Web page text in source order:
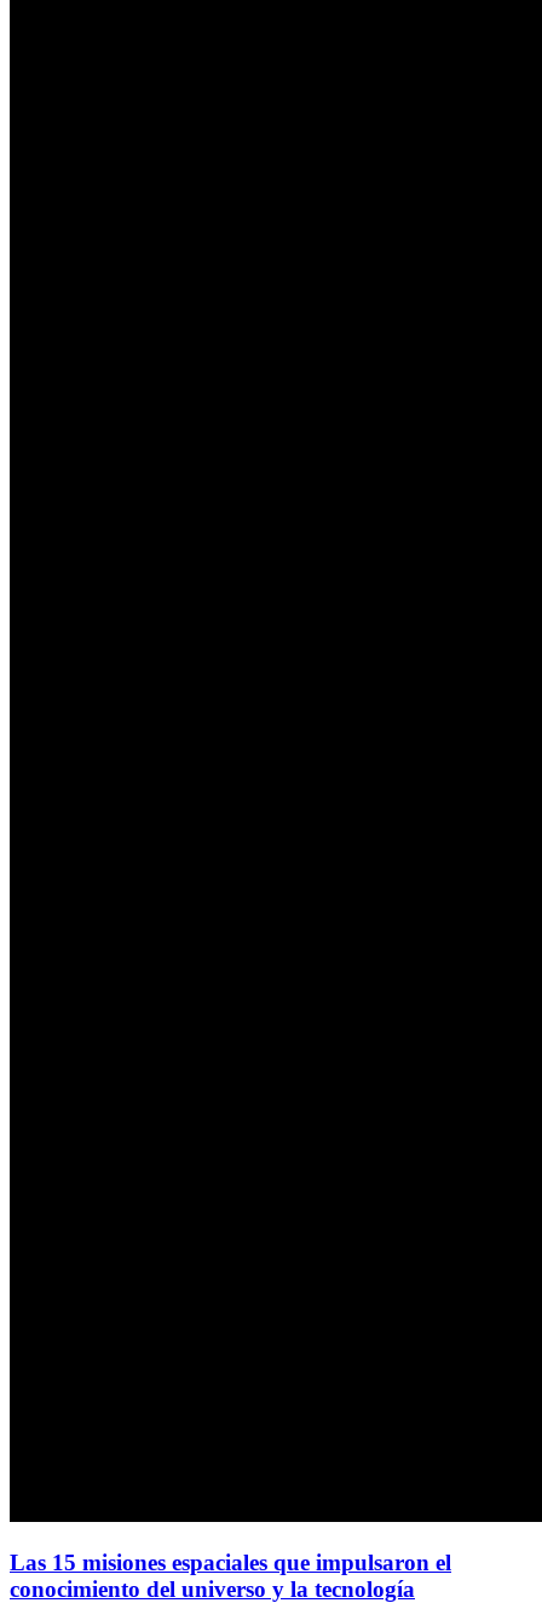
Las 15 misiones espaciales que impulsaron el
conocimiento del universo y la tecnología